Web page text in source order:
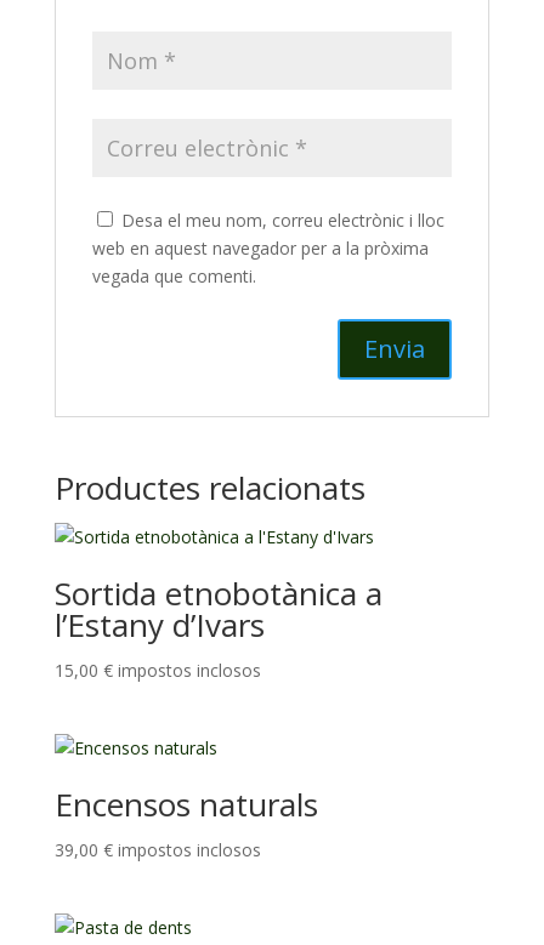
Desa el meu nom, correu electrònic i lloc
web en aquest navegador per a la pròxima
vegada que comenti.
Productes relacionats
Sortida etnobotànica a
l’Estany d’Ivars
15,00 € impostos inclosos
Encensos naturals
39,00 € impostos inclosos